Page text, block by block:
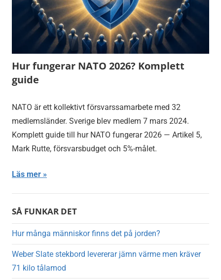
Hur fungerar NATO 2026? Komplett
guide
NATO är ett kollektivt försvarssamarbete med 32
medlemsländer. Sverige blev medlem 7 mars 2024.
Komplett guide till hur NATO fungerar 2026 — Artikel 5,
Mark Rutte, försvarsbudget och 5%-målet.
Läs mer
SÅ FUNKAR DET
Hur många människor finns det på jorden?
Weber Slate stekbord levererar jämn värme men kräver
71 kilo tålamod